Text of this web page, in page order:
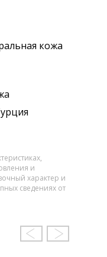
кожа
и
характер и
сведениях от